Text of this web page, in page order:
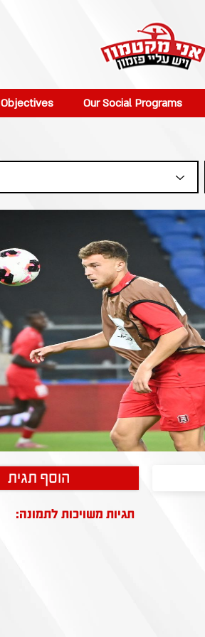
Objectives Our Social Programs
הוסף תגית
תגיות משויכות לתמונה: